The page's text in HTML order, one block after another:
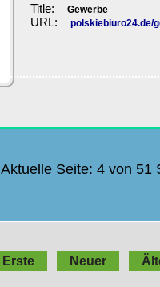
Title:Gewerbe
URL:polskiebiuro24.de/
Aktuelle Seite: 4 von 51
Erste Neuer